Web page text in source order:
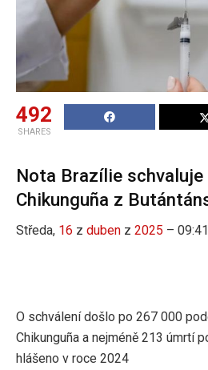
492
SHARES
Nota Brazílie
Chikunguña z
Středa, 16 z duben z 2025 –
O schválení došlo po 267 000
Chikunguña a nejméně 213 úmrtí
hlášeno v roce 2024